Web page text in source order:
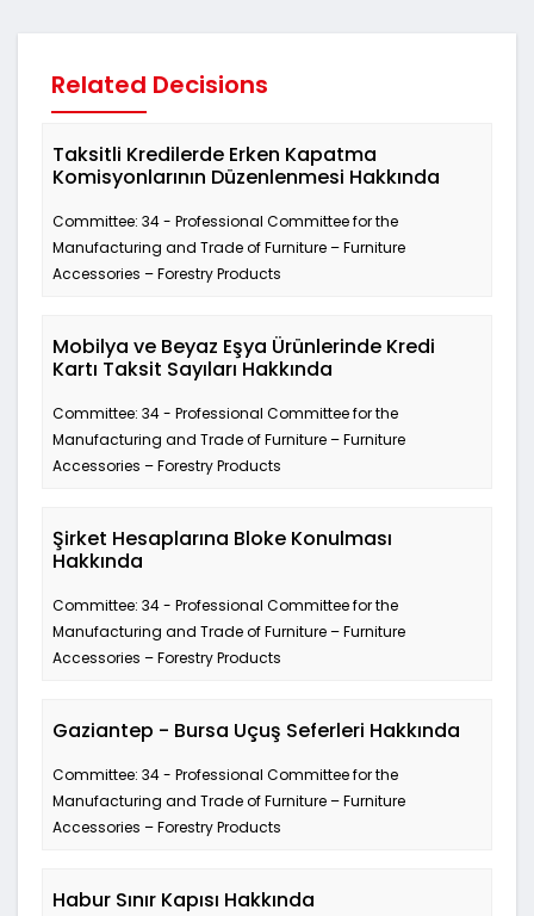
Related Decisions
Taksitli Kredilerde Erken Kapatma
Komisyonlarının Düzenlenmesi Hakkında
Committee: 34 - Professional Committee for the
Manufacturing and Trade of Furniture – Furniture
Accessories – Forestry Products
Mobilya ve Beyaz Eşya Ürünlerinde Kredi
Kartı Taksit Sayıları Hakkında
Committee: 34 - Professional Committee for the
Manufacturing and Trade of Furniture – Furniture
Accessories – Forestry Products
Şirket Hesaplarına Bloke Konulması
Hakkında
Committee: 34 - Professional Committee for the
Manufacturing and Trade of Furniture – Furniture
Accessories – Forestry Products
Gaziantep - Bursa Uçuş Seferleri Hakkında
Committee: 34 - Professional Committee for the
Manufacturing and Trade of Furniture – Furniture
Accessories – Forestry Products
Habur Sınır Kapısı Hakkında